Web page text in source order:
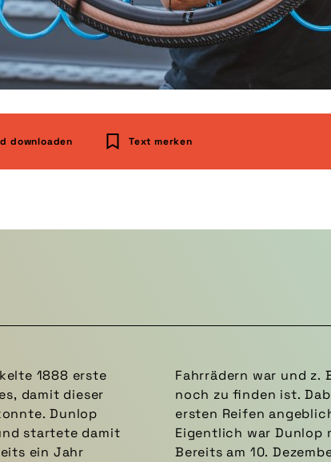
downloaden Text merken
1888 erste
damit dieser
Dunlop
startete damit
ein Jahr
auch heute
bei seinem
als Ventil.
zu spät dran: